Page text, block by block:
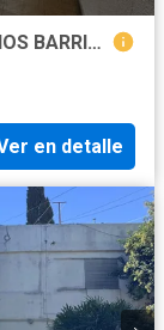
VENTA DEPARTAMENTO 3 DORMITORIOS BARRIO RUCCI
en detalle